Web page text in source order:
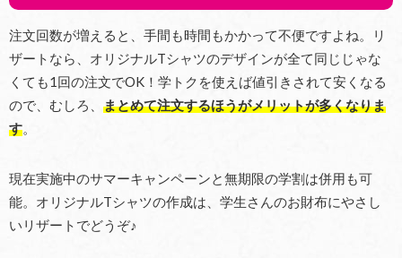
注文回数が増えると、手間も時間もかかって不便ですよね。リ
ザートなら、オリジナルTシャツのデザインが全て同じじゃな
くても1回の注文でOK！学トクを使えば値引きされて安くなる
ので、むしろ、 まとめて注文するほうがメリットが多くなりま
す。
現在実施中のサマーキャンペーンと無期限の学割は併用も可
能。オリジナルTシャツの作成は、学生さんのお財布にやさし
いリザートでどうぞ♪